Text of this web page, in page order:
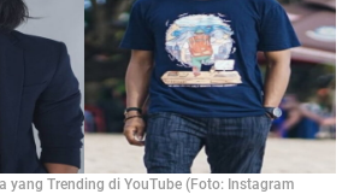
yang Trending di YouTube (Foto: Instagram